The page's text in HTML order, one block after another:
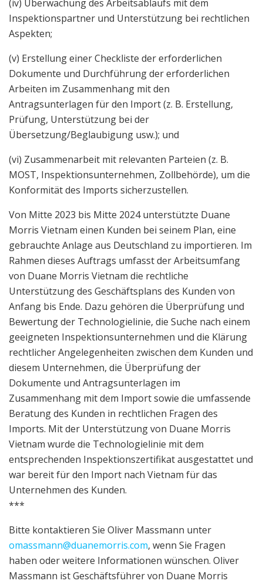
(iv) Überwachung des Arbeitsablaufs mit dem
Inspektionspartner und Unterstützung bei rechtlichen
Aspekten;
(v) Erstellung einer Checkliste der erforderlichen
Dokumente und Durchführung der erforderlichen
Arbeiten im Zusammenhang mit den
Antragsunterlagen für den Import (z. B. Erstellung,
Prüfung, Unterstützung bei der
Übersetzung/Beglaubigung usw.); und
(vi) Zusammenarbeit mit relevanten Parteien (z. B.
MOST, Inspektionsunternehmen, Zollbehörde), um die
Konformität des Imports sicherzustellen.
Von Mitte 2023 bis Mitte 2024 unterstützte Duane
Morris Vietnam einen Kunden bei seinem Plan, eine
gebrauchte Anlage aus Deutschland zu importieren. Im
Rahmen dieses Auftrags umfasst der Arbeitsumfang
von Duane Morris Vietnam die rechtliche
Unterstützung des Geschäftsplans des Kunden von
Anfang bis Ende. Dazu gehören die Überprüfung und
Bewertung der Technologielinie, die Suche nach einem
geeigneten Inspektionsunternehmen und die Klärung
rechtlicher Angelegenheiten zwischen dem Kunden und
diesem Unternehmen, die Überprüfung der
Dokumente und Antragsunterlagen im
Zusammenhang mit dem Import sowie die umfassende
Beratung des Kunden in rechtlichen Fragen des
Imports. Mit der Unterstützung von Duane Morris
Vietnam wurde die Technologielinie mit dem
entsprechenden Inspektionszertifikat ausgestattet und
war bereit für den Import nach Vietnam für das
Unternehmen des Kunden.
***
Bitte kontaktieren Sie Oliver Massmann unter
omassmann@duanemorris.com, wenn Sie Fragen
haben oder weitere Informationen wünschen. Oliver
Massmann ist Geschäftsführer von Duane Morris